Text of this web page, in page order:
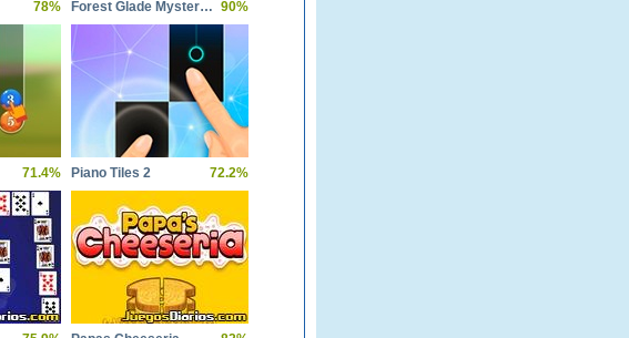
78% Forest Glade Mysteries 90%
71.4% Piano Tiles 2 72.2%